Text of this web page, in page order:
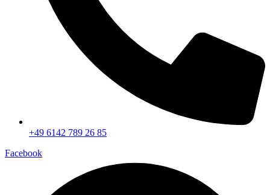
+49 6142 789 26 85
Facebook